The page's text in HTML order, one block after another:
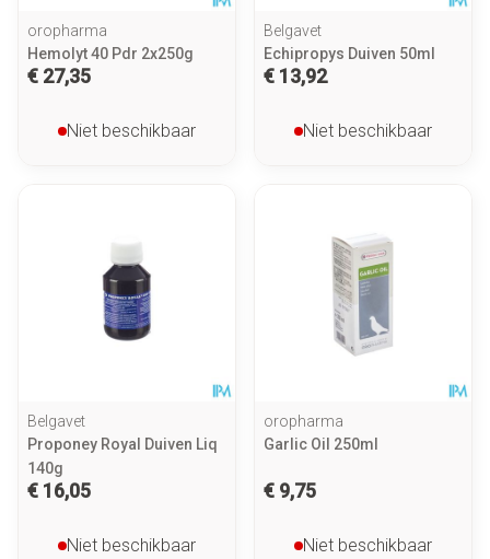
oropharma
Hemolyt 40 Pdr 2x250g
€ 27,35
Niet beschikbaar
Belgavet
Echipropys Duiven 50ml
€ 13,92
Niet beschikbaar
Belgavet
Proponey Royal Duiven Liq
140g
€ 16,05
Niet beschikbaar
oropharma
Garlic Oil 250ml
€ 9,75
Niet beschikbaar